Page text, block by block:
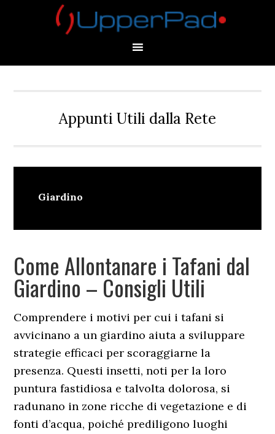
Appunti Utili dalla Rete
Giardino
Come Allontanare i Tafani dal
Giardino – Consigli Utili
Comprendere i motivi per cui i tafani si
avvicinano a un giardino aiuta a sviluppare
strategie efficaci per scoraggiarne la
presenza. Questi insetti, noti per la loro
puntura fastidiosa e talvolta dolorosa, si
radunano in zone ricche di vegetazione e di
fonti d’acqua, poiché prediligono luoghi